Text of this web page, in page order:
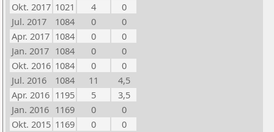
Okt. 2017 1021 4
0
Jul. 2017
1084 0
0
Apr. 2017 1084 0
0
Jan. 2017 1084 0
0
Okt. 2016 1084 0
0
Jul. 2016
1084 11
4,5
Apr. 2016 1195 5
3,5
Jan. 2016 1169 0
0
Okt. 2015 1169 0
0